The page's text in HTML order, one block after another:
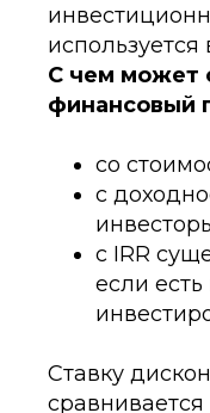
С чем может
финансовый
со
с
с IRR
если
Ставку
сравнивается